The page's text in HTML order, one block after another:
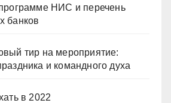
НИС и перечень
банков
тир на мероприятие:
и командного духа
в 2022